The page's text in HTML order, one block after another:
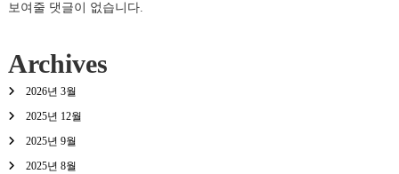
보여줄 댓글이 없습니다.
Archives
2026년 3월
2025년 12월
2025년 9월
2025년 8월